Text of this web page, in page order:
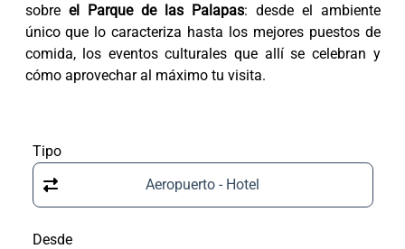
sobre el Parque de las Palapas: desde el ambiente
único que lo caracteriza hasta los mejores puestos de
comida, los eventos culturales que allí se celebran y
cómo aprovechar al máximo tu visita.
Tipo
Aeropuerto - Hotel
Desde